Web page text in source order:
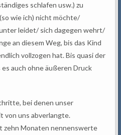
schlafen usw.) zu
wie ich) nicht möchte/
leidet/ sich dagegen wehrt/
an diesem Weg, bis das Kind
vollzogen hat. Bis quasi der
auch ohne äußeren Druck
bei denen unser
von uns abverlangte.
zehn Monaten nennenswerte